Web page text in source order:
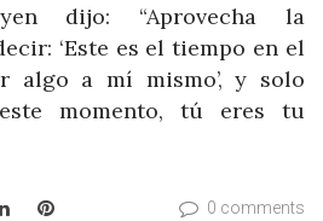
dijo: “Aprovecha la
‘Este es el tiempo en el
algo a mí mismo’, y solo
momento, tú eres tu
LinkedInPinterest 0 comments